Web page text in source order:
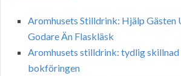
Aromhusets Stilldrink: Hjälp
Godare Än Flaskläsk
Aromhusets stilldrink: tydlig skillnad
bokföringen